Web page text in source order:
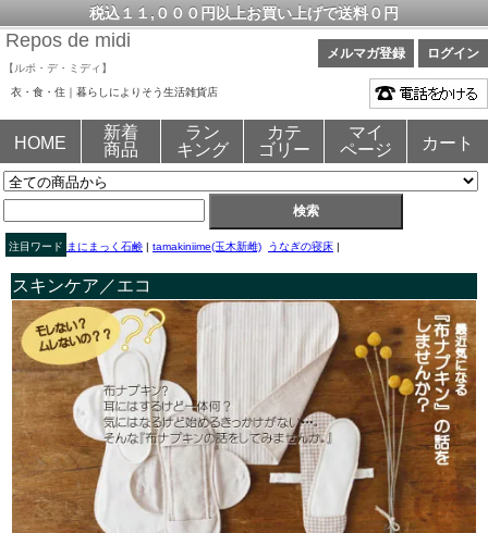
税込１１,０００円以上お買い上げで送料０円
Repos de midi
【ルポ・デ・ミディ】
メルマガ登録 ログイン
衣・食・住｜暮らしによりそう生活雑貨店
HOME
新着
商品
ラン
キング
カテ
ゴリー
マイ
ページ
カート
注目ワード まにまっく石鹸 | tamakiniime(玉木新雌) うなぎの寝床 |
スキンケア／エコ